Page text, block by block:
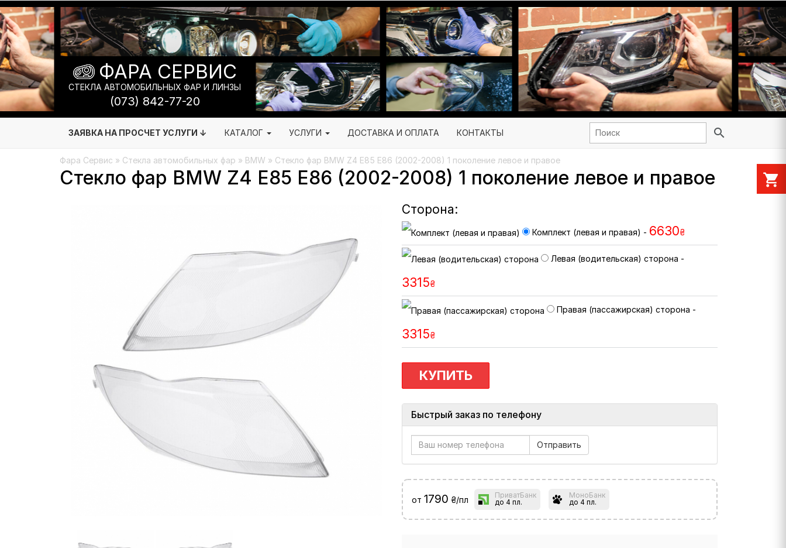
Фара Сервис » Стекла автомобильных фар » BMW » Стекло фар BMW Z4 E85 E86 (2002-2008) 1 поколение левое и правое
Стекло фар BMW Z4 E85 E86 (2002-2008) 1 поколение левое и правое
Сторона:
Комплект (левая и правая) - 6630₴
Левая (водительская) сторона -
3315₴
Правая (пассажирская) сторона -
3315₴
КУПИТЬ
Быстрый заказ по телефону
от 1790 ₴/пл
ПриватБанк
до 4 пл.
МоноБанк
до 4 пл.
ФАРА СЕРВИС
СТЕКЛА АВТОМОБИЛЬНЫХ ФАР И ЛИНЗЫ
(073) 842-77-20
ЗАЯВКА НА ПРОСЧЕТ УСЛУГИ ↓ КАТАЛОГ УСЛУГИ ДОСТАВКА И ОПЛАТА КОНТАКТЫ search
shopping_cart